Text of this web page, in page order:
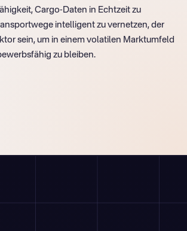
Cargo-Daten in Echtzeit zu
intelligent zu vernetzen, der
sein, um in einem volatilen Marktumfeld
zu bleiben.